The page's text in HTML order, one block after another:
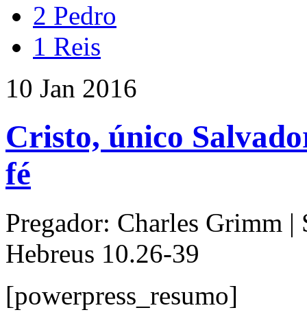
2 Pedro
1 Reis
10 Jan 2016
Cristo, único
fé
Pregador: Charles Grimm |
Hebreus 10.26-39
[powerpress_resumo]